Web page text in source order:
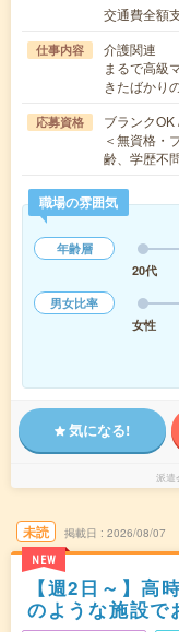
交通費全額
仕事内容
介護関連
まるで高級
きたばかり
応募資格
ブランク
＜無資格・
齢、学歴不
職場の雰囲気
年齢層
20代
男女比率
女性
気になる!
派遣
未読
NEW
掲載日 2026/08/07
【週2日～】高
のような施設で